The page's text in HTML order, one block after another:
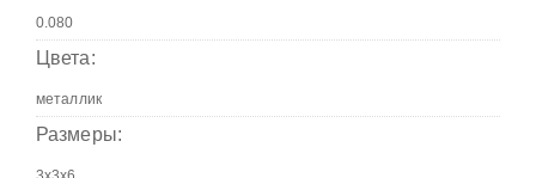
Цвета:
Размеры: